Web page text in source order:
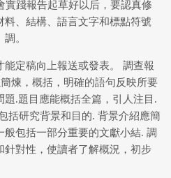
實踐報告起草好以后，要認真修
、結構、語言文字和標點符號
。
能定稿向上報送或發表。 調查報
煉，概括，明確的語句反映所要
.題目應能概括全篇，引人注目.
括研究背景和目的. 背景介紹應簡
包括一部分重要的文獻小結. 調
對性，使讀者了解概況，初步